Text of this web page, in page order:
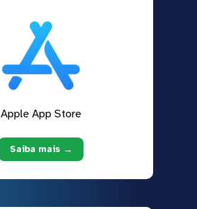
Apple App Store
Saiba mais →